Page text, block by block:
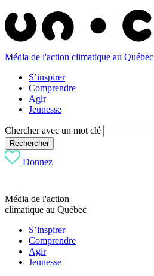
Média de l'action climatique au Québec
S’inspirer
Comprendre
Agir
Jeunesse
Chercher avec un mot clé
Rechercher
Donnez
Média de l'action
climatique au Québec
S’inspirer
Comprendre
Agir
Jeunesse